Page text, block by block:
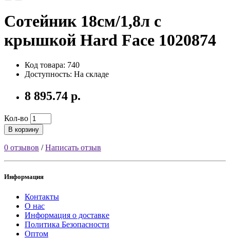
Сотейник 18см/1,8л с
крышкой Hard Face 1020874
Код товара: 740
Доступность: На складе
8 895.74 р.
Кол-во
В корзину
0 отзывов /Написать отзыв
Информация
Контакты
О нас
Информация о доставке
Политика Безопасности
Оптом